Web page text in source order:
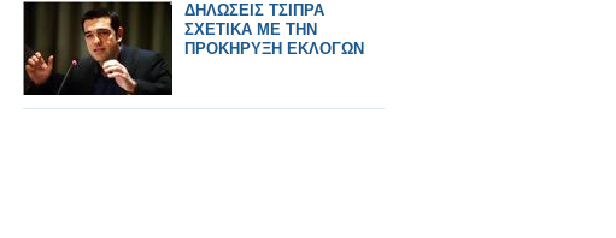
ΔΗΛΩΣΕΙΣ ΤΣΙΠΡΑ
ΣΧΕΤΙΚΑ ΜΕ ΤΗΝ
ΠΡΟΚΗΡΥΞΗ ΕΚΛΟΓΩΝ